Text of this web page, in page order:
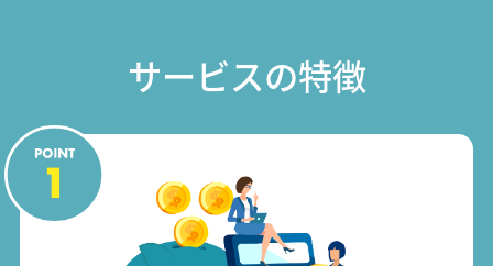
サービスの特徴